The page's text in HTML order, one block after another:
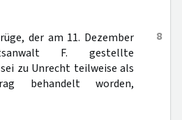
8
der am 11. Dezember
F. gestellte
zu Unrecht teilweise als
behandelt worden,